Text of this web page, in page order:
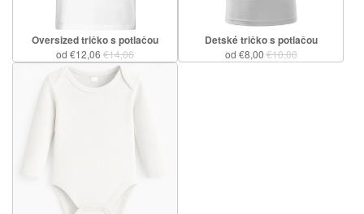
Oversized tričko s potlačou
od €12,06 €14,06
Detské tričko s potlačou
od €8,00€10,00